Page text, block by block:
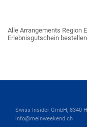
Alle Arrangements Region
Erlebnisgutschein
Swiss Insider GmbH, 8340
info@meinweekend.ch